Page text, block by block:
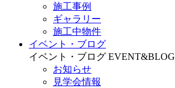
施工事例
ギャラリー
施工中物件
イベント・ブログ
イベント・ブログ EVENT&BLOG
お知らせ
見学会情報